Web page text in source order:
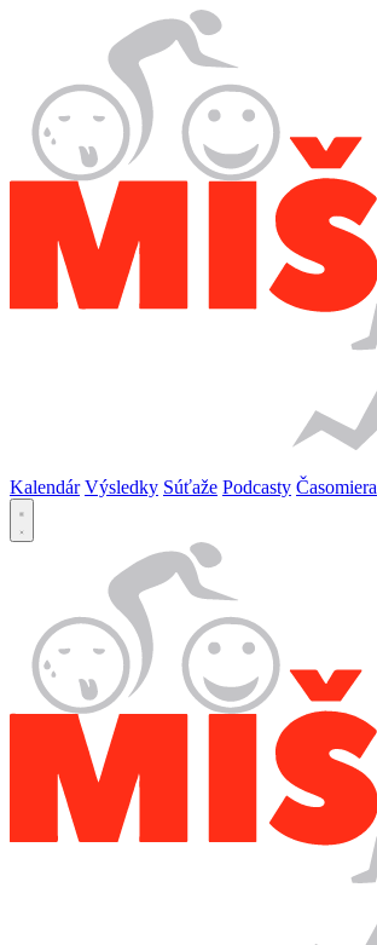
Kalendár Výsledky Súťaže Podcasty Časomiera